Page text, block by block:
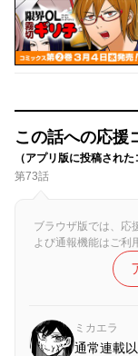
この話への応援
（アプリ版に投稿され
第73話
ブラウザ版では、応
よび通報機能はご利
ミカエラ
通常連載